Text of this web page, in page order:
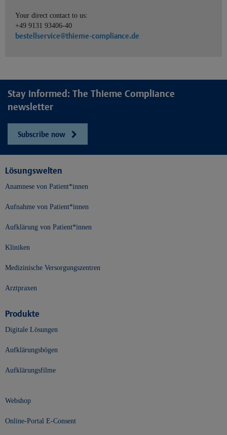
Your direct contact to us:
+49 9131 93406-40
bestellservice@thieme-compliance.de
Stay informed: The Thieme Compliance
newsletter
Subscribe now
Lösungswelten
Anamnese von Patient*innen
Aufnahme von Patient*innen
Aufklärung von Patient*innen
Kliniken
Medizinische Versorgungszentren
Arztpraxen
Produkte
Digitale Lösungen
Aufklärungsbögen
Aufklärungsfilme
Webshop
Online-Portal E-Consent